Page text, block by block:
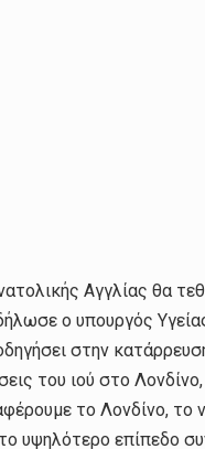
Αγγλίας θα
ο υπουργός
στην
του ιού στο
το Λονδίνο, το
υψηλότερο επίπεδο